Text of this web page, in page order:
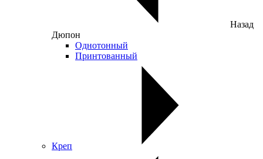
Назад
Дюпон
Однотонный
Принтованный
Креп